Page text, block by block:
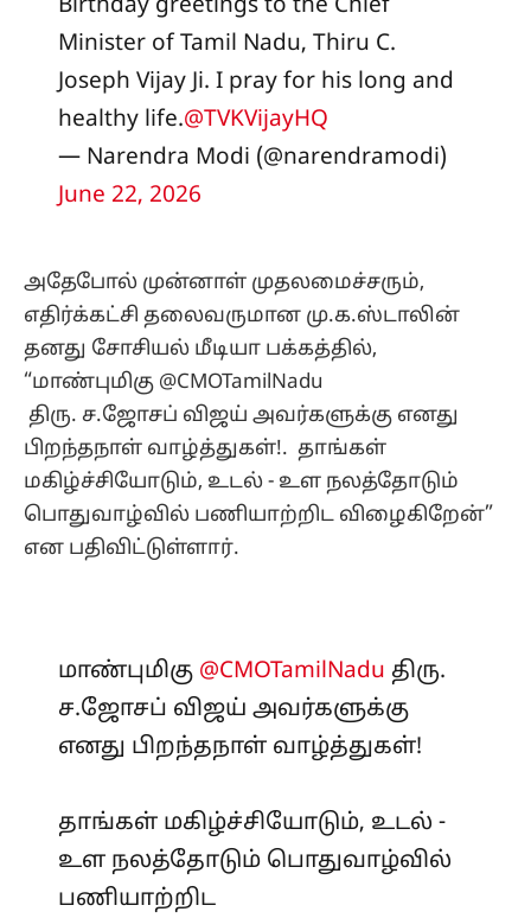
Birthday greetings to the Chief
Minister of Tamil Nadu, Thiru C.
Joseph Vijay Ji. I pray for his long and
healthy life.@TVKVijayHQ
— Narendra Modi (@narendramodi)
June 22, 2026
அதேபோல் முன்னாள் முதலமைச்சரும்,
எதிர்க்கட்சி தலைவருமான மு.க.ஸ்டாலின்
தனது சோசியல் மீடியா பக்கத்தில்,
“மாண்புமிகு @CMOTamilNadu
திரு. ச.ஜோசப் விஜய் அவர்களுக்கு எனது
பிறந்தநாள் வாழ்த்துகள்!. தாங்கள்
மகிழ்ச்சியோடும், உடல் - உள நலத்தோடும்
பொதுவாழ்வில் பணியாற்றிட விழைகிறேன்”
என பதிவிட்டுள்ளார்.
மாண்புமிகு @CMOTamilNadu திரு.
ச.ஜோசப் விஜய் அவர்களுக்கு
எனது பிறந்தநாள் வாழ்த்துகள்!
தாங்கள் மகிழ்ச்சியோடும், உடல் -
உள நலத்தோடும் பொதுவாழ்வில்
பணியாற்றிட